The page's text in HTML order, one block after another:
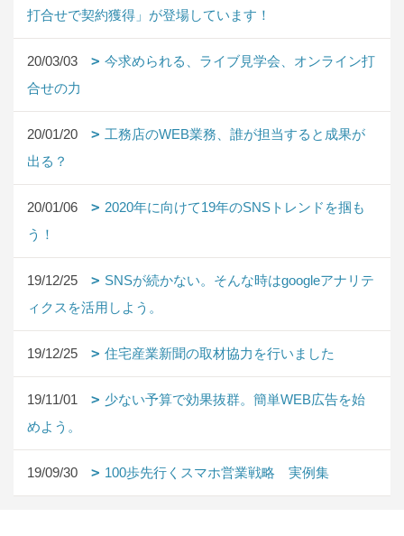
打合せで契約獲得」が登場しています！
20/03/03
今求められる、ライブ見学会、オンライン打
合せの力
20/01/20
工務店のWEB業務、誰が担当すると成果が
出る？
20/01/06
2020年に向けて19年のSNSトレンドを掴も
う！
19/12/25
SNSが続かない。そんな時はgoogleアナリテ
ィクスを活用しよう。
19/12/25 住宅産業新聞の取材協力を行いました
19/11/01
少ない予算で効果抜群。簡単WEB広告を始
めよう。
19/09/30 100歩先行くスマホ営業戦略 実例集